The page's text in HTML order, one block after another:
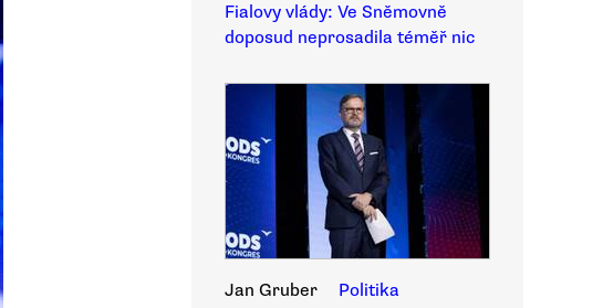
Fialovy vlády: Ve Sněmovně
doposud neprosadila téměř nic
Jan Gruber
Politika